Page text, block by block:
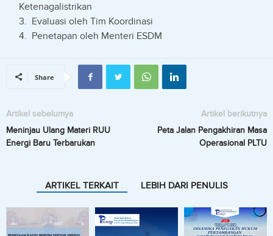
Ketenagalistrikan
Evaluasi oleh Tim Koordinasi
Penetapan oleh Menteri ESDM
Share
Artikel sebelumya
Meninjau Ulang Materi RUU
Energi Baru Terbarukan
Artikel berikutnya
Peta Jalan Pengakhiran Masa
Operasional PLTU
ARTIKEL TERKAIT LEBIH DARI PENULIS